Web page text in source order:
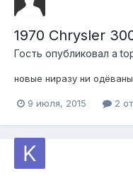
1970 Chrysler
Гость опубликовал a
новые ниразу ни
9 июля, 2015 2